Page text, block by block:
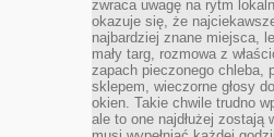
zwraca uwagę na rytm
okazuje się, że
najbardziej znane miejsca,
mały targ, rozmowa z
zapach pieczonego chleba,
sklepem, wieczorne głosy
okien. Takie chwile trudno
ale to one najdłużej zostają